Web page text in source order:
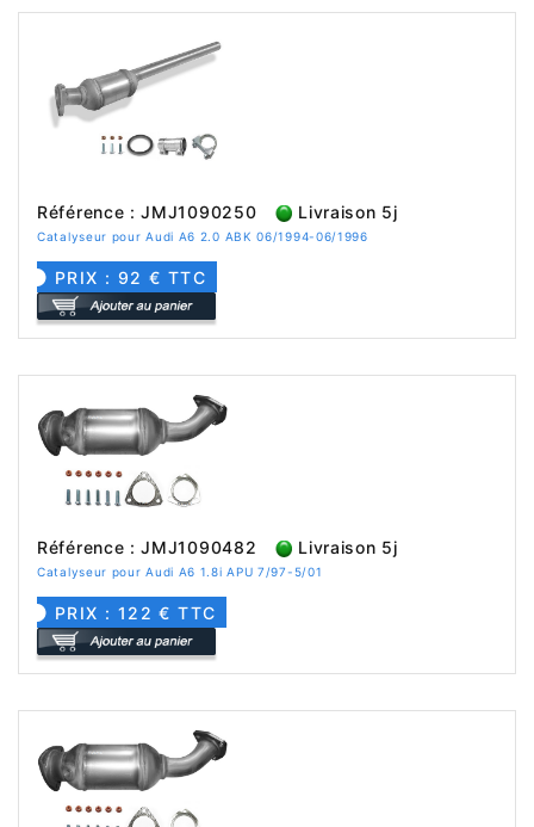
Référence : JMJ1090250 Livraison 5j
Catalyseur pour Audi A6 2.0 ABK 06/1994-06/1996
PRIX : 92 € TTC
Référence : JMJ1090482 Livraison 5j
Catalyseur pour Audi A6 1.8i APU 7/97-5/01
PRIX : 122 € TTC